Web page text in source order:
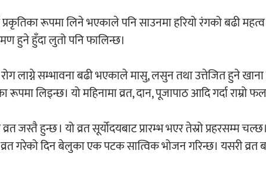
रूपमा लिने भएकाले पनि साउनमा हरियो रंगको बढी
हुने हुँदा लुतो पनि फालिन्छ।
रोग लाग्ने सम्भावना बढी भएकाले मासु, लसुन तथा उत्तेजित हुने
लिइन्छ। यो महिनामा व्रत, दान, पूजापाठ आदि गर्दा राम्रो फल
जस्तै हुन्छ । यो व्रत सूर्योदयबाट प्रारम्भ भएर तेस्रो प्रहरसम्म
गरेको दिन बेलुका एक पटक सात्विक भोजन गरिन्छ। यसरी व्रत